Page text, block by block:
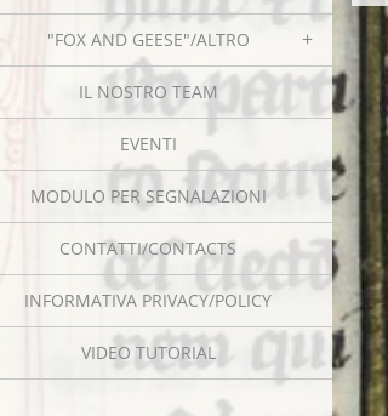
"FOX AND GEESE"/ALTRO
IL NOSTRO TEAM
EVENTI
MODULO PER SEGNALAZIONI
CONTATTI/CONTACTS
INFORMATIVA PRIVACY/POLICY
VIDEO TUTORIAL